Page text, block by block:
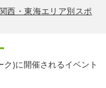
西・東海エリア別スポ
ク)に開催されるイベント